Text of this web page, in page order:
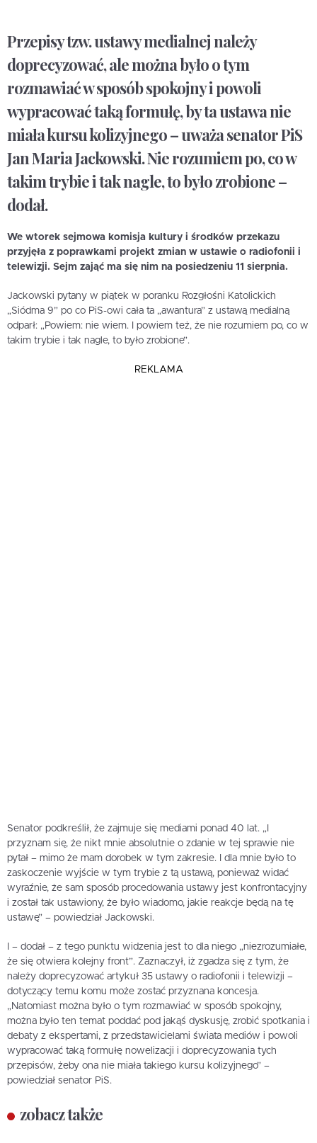
Przepisy tzw. ustawy medialnej należy
doprecyzować, ale można było o tym
rozmawiać w sposób spokojny i powoli
wypracować taką formułę, by ta ustawa nie
miała kursu kolizyjnego – uważa senator PiS
Jan Maria Jackowski. Nie rozumiem po, co w
takim trybie i tak nagle, to było zrobione –
dodał.
We wtorek sejmowa komisja kultury i środków przekazu
przyjęła z poprawkami projekt zmian w ustawie o radiofonii i
telewizji. Sejm zająć ma się nim na posiedzeniu 11 sierpnia.
Jackowski pytany w piątek w poranku Rozgłośni Katolickich
„Siódma 9” po co PiS-owi cała ta „awantura” z ustawą medialną
odparł: „Powiem: nie wiem. I powiem też, że nie rozumiem po, co w
takim trybie i tak nagle, to było zrobione”.
REKLAMA
Senator podkreślił, że zajmuje się mediami ponad 40 lat. „I
przyznam się, że nikt mnie absolutnie o zdanie w tej sprawie nie
pytał – mimo że mam dorobek w tym zakresie. I dla mnie było to
zaskoczenie wyjście w tym trybie z tą ustawą, ponieważ widać
wyraźnie, że sam sposób procedowania ustawy jest konfrontacyjny
i został tak ustawiony, że było wiadomo, jakie reakcje będą na tę
ustawę” – powiedział Jackowski.
I – dodał – z tego punktu widzenia jest to dla niego „niezrozumiałe,
że się otwiera kolejny front”. Zaznaczył, iż zgadza się z tym, że
należy doprecyzować artykuł 35 ustawy o radiofonii i telewizji –
dotyczący temu komu może zostać przyznana koncesja.
„Natomiast można było o tym rozmawiać w sposób spokojny,
można było ten temat poddać pod jakąś dyskusję, zrobić spotkania i
debaty z ekspertami, z przedstawicielami świata mediów i powoli
wypracować taką formułę nowelizacji i doprecyzowania tych
przepisów, żeby ona nie miała takiego kursu kolizyjnego” –
powiedział senator PiS.
zobacz także